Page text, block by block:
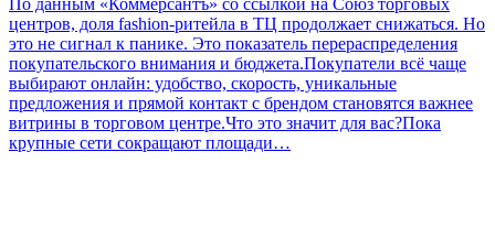
По данным «Коммерсантъ» со ссылкой на Союз торговых
центров, доля fashion-ритейла в ТЦ продолжает снижаться. Но
это не сигнал к панике. Это показатель перераспределения
покупательского внимания и бюджета.Покупатели всё чаще
выбирают онлайн: удобство, скорость, уникальные
предложения и прямой контакт с брендом становятся важнее
витрины в торговом центре.Что это значит для вас?Пока
крупные сети сокращают площади…